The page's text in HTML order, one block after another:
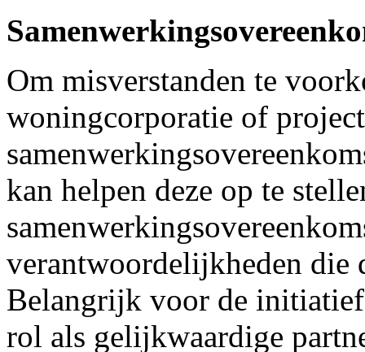
Om misverstanden te
woningcorporatie of
kan helpen deze op te
verantwoordelijkheden die
Belangrijk voor de
rol als gelijkwaardige